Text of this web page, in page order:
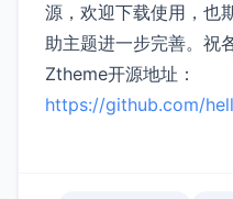
源，欢迎下载使用，也
助主题进一步完善。祝
Ztheme开源地址：
https://github.com/